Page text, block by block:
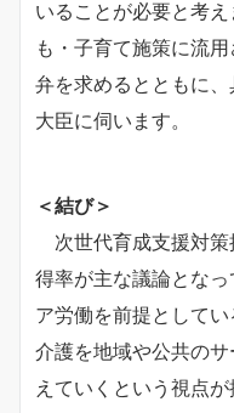
いることが必要と考
も・子育て施策に流
弁を求めるとともに
大臣に伺います。
＜結び＞
次世代育成支援対策
得率が主な議論とな
ア労働を前提として
介護を地域や公共の
えていくという視点